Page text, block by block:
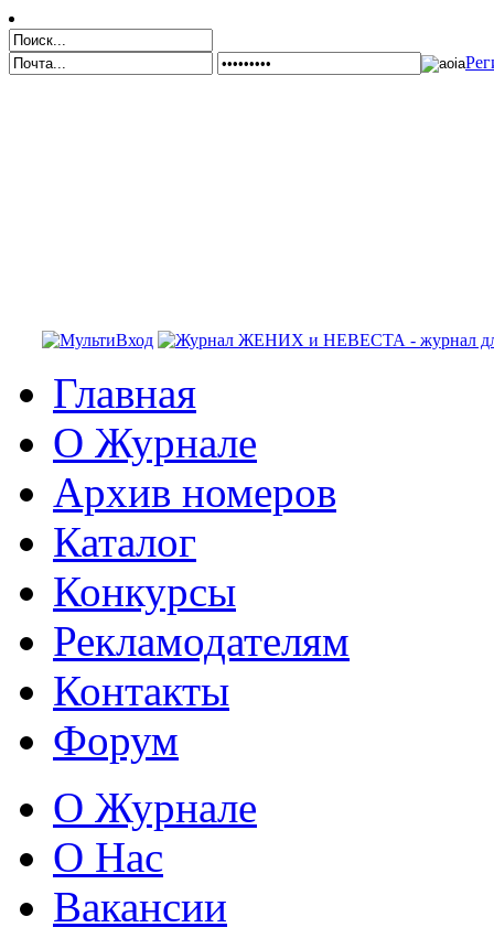
Главная
О Журнале
Архив номеров
Каталог
Конкурсы
Рекламодателям
Контакты
Форум
О Журнале
О Нас
Вакансии